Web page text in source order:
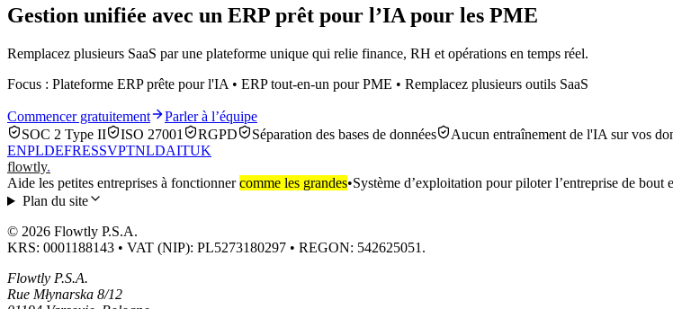
Gestion unifiée avec un ERP prêt pour l’IA pour les PME
Remplacez plusieurs SaaS par une plateforme unique qui relie finance, RH et opérations en temps réel.
Focus : Plateforme ERP prête pour l'IA • ERP tout-en-un pour PME • Remplacez plusieurs outils SaaS
Commencer gratuitement
Parler à l’équipe
SOC 2 Type II
ISO 27001 RGPD Séparation des bases de données
Aucun entraînement de l'IA sur vos
ENPLDEFRESSVPTNLDAITUK
flowtly.
Aide les petites entreprises à fonctionnercomme les grandes•Système d’exploitation pour piloter l’entreprise de bout
Plan du site
© 2026 Flowtly P.S.A.
KRS: 0001188143 • VAT (NIP): PL5273180297 • REGON: 542625051.
Flowtly P.S.A.
Rue Młynarska 8/12